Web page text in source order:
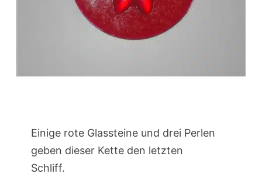
Einige rote Glassteine und drei Perlen
geben dieser Kette den letzten
Schliff.